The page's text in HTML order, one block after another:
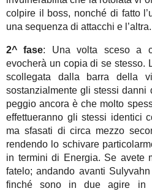
colpire il boss, nonché di fatto
una sequenza di attacchi e l’altra.
2^ fase: Una volta sceso a
evocherà un copia di se stesso.
scollegata dalla barra della
sostanzialmente gli stessi danni
peggio ancora è che molto
effettueranno gli stessi identici
ma sfasati di circa mezzo
rendendo lo schivare
in termini di Energia. Se avete
fatelo; andando avanti
finché sono in due agire in